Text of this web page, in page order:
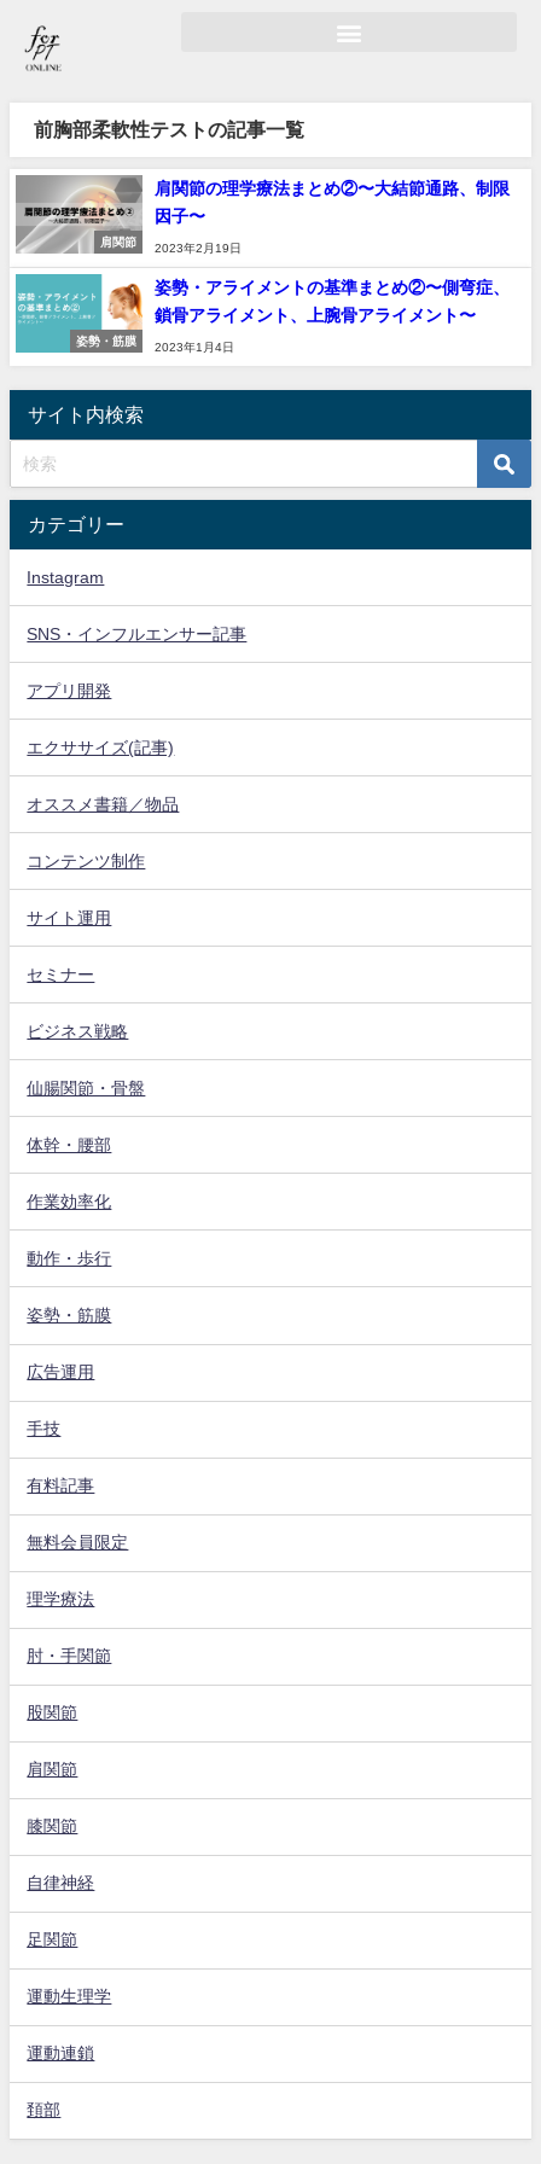
前胸部柔軟性テストの記事一覧
肩関節
肩関節の理学療法まとめ②〜大結節通路、制限
因子〜
2023年2月19日
姿勢・筋膜
姿勢・アライメントの基準まとめ②〜側弯症、
鎖骨アライメント、上腕骨アライメント〜
2023年1月4日
サイト内検索
カテゴリー
Instagram
SNS・インフルエンサー記事
アプリ開発
エクササイズ(記事)
オススメ書籍／物品
コンテンツ制作
サイト運用
セミナー
ビジネス戦略
仙腸関節・骨盤
体幹・腰部
作業効率化
動作・歩行
姿勢・筋膜
広告運用
手技
有料記事
無料会員限定
理学療法
肘・手関節
股関節
肩関節
膝関節
自律神経
足関節
運動生理学
運動連鎖
頚部